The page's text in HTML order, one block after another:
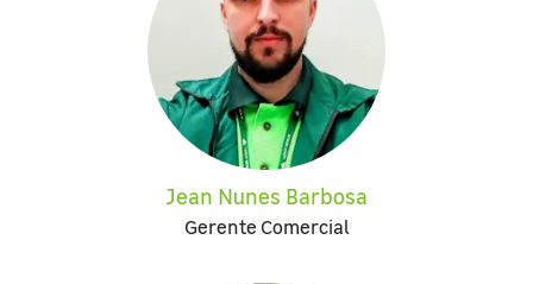
Jean Nunes Barbosa
Gerente Comercial